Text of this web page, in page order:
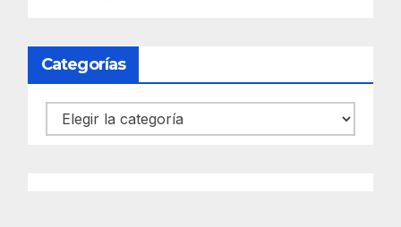
Categorías
Categorías